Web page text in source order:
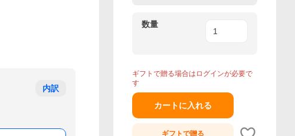
内訳
数量
ギフトで贈る場合はログインが必要で
す
カートに入れる
ギフトで贈る